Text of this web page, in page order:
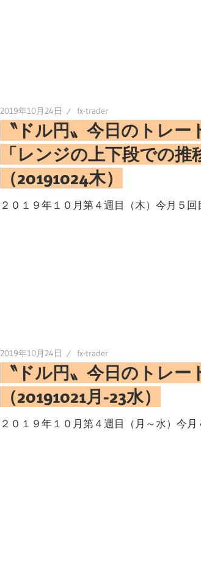
2019年10月24日 fx-trader
〝ドル円〟今日のトレー
「レンジの上下段での推
（20191024木）
２０１９年１０月第４週目（木）今月５回
2019年10月24日 fx-trader
〝ドル円〟今日のトレー
（20191021月-23水）
２０１９年１０月第４週目（月～水）今月